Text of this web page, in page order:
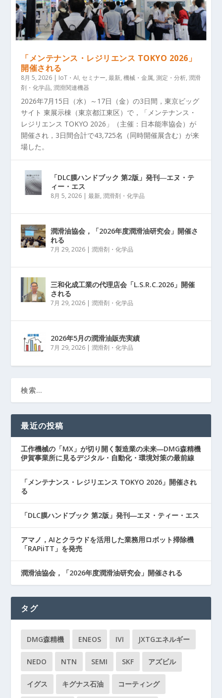
「メンテナンス・レジリエンス TOKYO 2026」
開催される
8月 5, 2026 | IoT・AI, セミナー,最新,機械・金属,測定・分析,潤滑
剤・化学品,潤滑関連機器
2026年7月15日（水）～17日（金）の3日間，東京ビッグ
サイト 東展示棟（東京都江東区）で，「メンテナンス・
レジリエンス TOKYO 2026」（主催：日本能率協会）が
開催され，3日間合計で43,725名（同時開催展含む）が来
場した。
「DLC膜ハンドブック 第2版」発刊―エヌ・テ
ィー・エス
8月 5, 2026 |最新,潤滑剤・化学品
潤滑油協会，「2026年度潤滑油研究会」開催さ
れる
7月 29, 2026 |潤滑剤・化学品
三和化成工業の代理店会「L.S.R.C.2026」開催
される
7月 29, 2026 |潤滑剤・化学品
2026年5月の潤滑油販売実績
7月 29, 2026 |潤滑剤・化学品
最近の投稿
工作機械の「MX」が切り開く製造業の未来―DMG森精機
伊賀事業所に見るデジタル・自動化・環境対策の最前線
「メンテナンス・レジリエンス TOKYO 2026」開催され
る
「DLC膜ハンドブック 第2版」発刊―エヌ・ティー・エス
アマノ，AIとクラウドを活用した業務用ロボット掃除機
「RAPiiTT」を発売
潤滑油協会，「2026年度潤滑油研究会」開催される
タグ
DMG森精機 ENEOS IVI JXTGエネルギー
NEDO NTN SEMI SKF アズビル
イグス キグナス石油 コーティング